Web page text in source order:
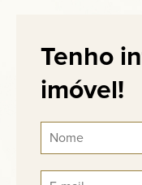
Tenho
imóvel!